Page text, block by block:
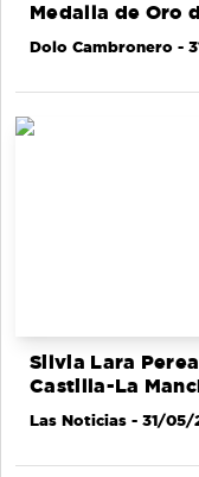
Medalla de Oro
Dolo Cambronero -
Silvia Lara
Castilla-La
Las Noticias - 31/05/